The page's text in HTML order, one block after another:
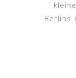
Berlins